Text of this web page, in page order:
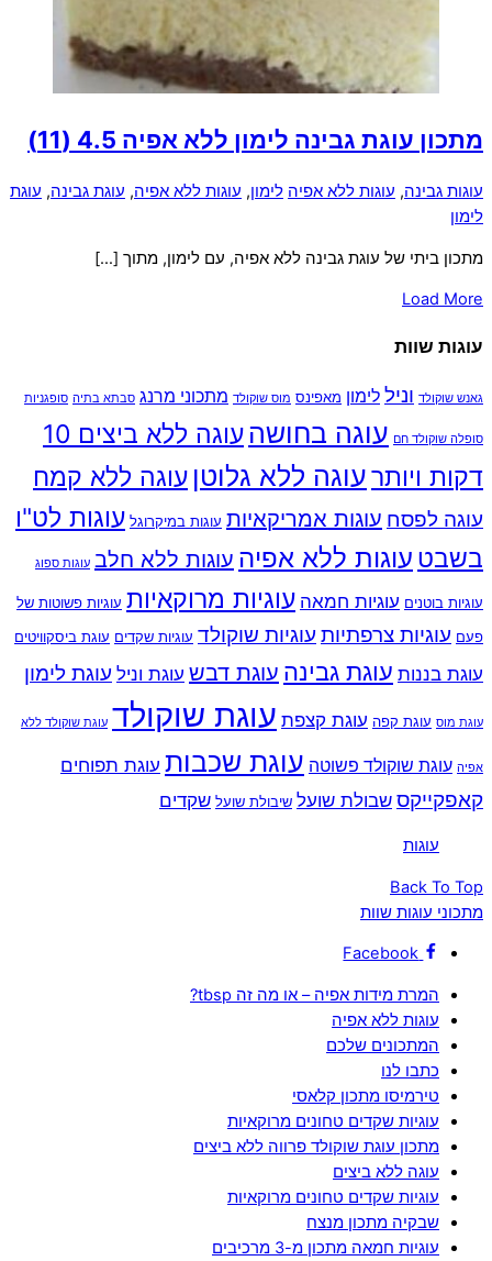
מתכון עוגת גבינה לימון ללא אפיה 4.5 (11)
עוגות גבינה, עוגות ללא אפיה לימון, עוגות ללא אפיה, עוגת גבינה, עוגת
לימון
מתכון ביתי של עוגת גבינה ללא אפיה, עם לימון, מתוך […]
Load More
עוגות שוות
גאנש שוקולד וניל לימון מאפינס מוס שוקולד מתכוני מרנג סבתא בתיה סופגניות
סופלה שוקולד חם עוגה בחושה
עוגה ללא ביצים 10
דקות ויותרעוגה ללא גלוטן עוגה ללא קמח
עוגה לפסח עוגות אמריקאיות עוגות במיקרוגל עוגות לט"ו
בשבט עוגות ללא אפיה עוגות ללא חלב עוגות ספוג
עוגיות בוטנים עוגיות חמאה עוגיות מרוקאיות עוגיות פשוטות של
פעם עוגיות צרפתיות עוגיות שוקולד עוגיות שקדים עוגת ביסקוויטים
עוגת בננות עוגת גבינה עוגת דבש עוגת וניל עוגת לימון
עוגת מוס עוגת קפה עוגת קצפת עוגת שוקולד עוגת שוקולד ללא
אפיה עוגת שוקולד פשוטה עוגת שכבות עוגת תפוחים
קאפקייקסשבולת שועל שיבולת שועל שקדים
‏עוגות‏
Back To Top
מתכוני עוגות שוות
Facebook
המרת מידות אפיה – או מה זה tbsp?
עוגות ללא אפיה
המתכונים שלכם
כתבו לנו
טירמיסו מתכון קלאסי
עוגיות שקדים טחונים מרוקאיות
מתכון עוגת שוקולד פרווה ללא ביצים
עוגה ללא ביצים
עוגיות שקדים טחונים מרוקאיות
שבקיה מתכון מנצח
עוגיות חמאה מתכון מ-3 מרכיבים